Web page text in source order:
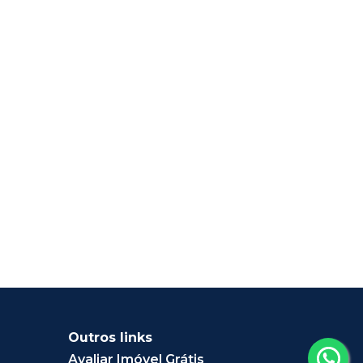
Outros links
Avaliar Imóvel Grátis